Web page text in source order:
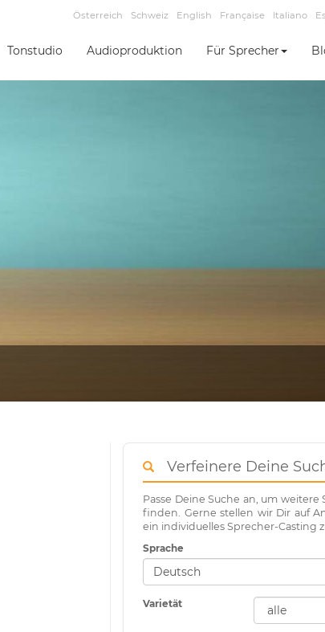
Österreich Schweiz English Française Italiano
Tonstudio Audioproduktion Für Sprecher
Verfeinere Deine
Passe Deine Suche an, um weitere
finden. Gerne stellen wir Dir auf
ein individuelles Sprecher-Casting
Sprache
Varietät